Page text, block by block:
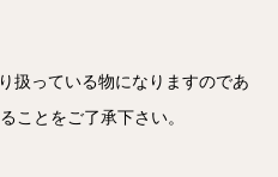
扱っている物になりますのであ
ことをご了承下さい。